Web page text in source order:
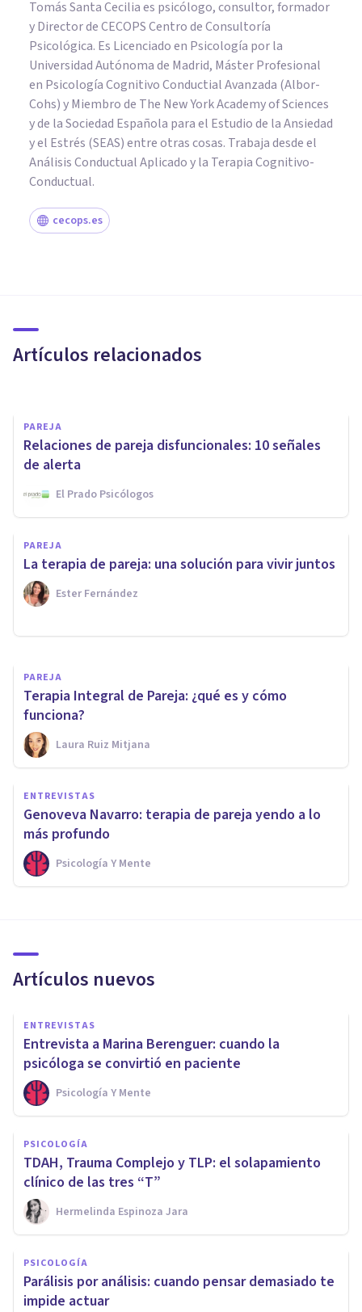
Tomás Santa Cecilia es psicólogo, consultor, formador
y Director de CECOPS Centro de Consultoría
Psicológica. Es Licenciado en Psicología por la
Universidad Autónoma de Madrid, Máster Profesional
en Psicología Cognitivo Conductial Avanzada (Albor-
Cohs) y Miembro de The New York Academy of Sciences
y de la Sociedad Española para el Estudio de la Ansiedad
y el Estrés (SEAS) entre otras cosas. Trabaja desde el
Análisis Conductual Aplicado y la Terapia Cognitivo-
Conductual.
cecops.es
Artículos relacionados
egoísta: ¿qué hacer?
PAREJA
Relaciones de pareja disfuncionales: 10 señales
de alerta
El Prado Psicólogos
PAREJA
La terapia de pareja: una solución para vivir juntos
Ester Fernández
La terapia de pareja y su
vínculo con la sexualidad
PAREJA
Terapia Integral de Pareja: ¿qué es y cómo
funciona?
Laura Ruiz Mitjana
ENTREVISTAS
Genoveva Navarro: terapia de pareja yendo a lo
más profundo
Psicología Y Mente
Artículos nuevos
ENTREVISTAS
Entrevista a Marina Berenguer: cuando la
psicóloga se convirtió en paciente
Psicología Y Mente
PSICOLOGÍA
TDAH, Trauma Complejo y TLP: el solapamiento
clínico de las tres “T”
Hermelinda Espinoza Jara
PSICOLOGÍA
Parálisis por análisis: cuando pensar demasiado te
impide actuar